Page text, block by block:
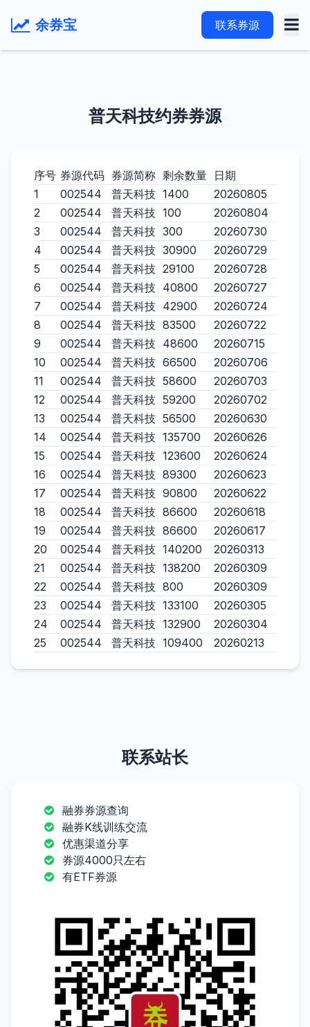
余券宝 联系券源
普天科技约券券源
序号 券源代码 券源简称 剩余数量 日期
1
002544 普天科技 1400
20260805
2
002544 普天科技 100
20260804
3
002544 普天科技 300
20260730
4
002544 普天科技 30900
20260729
5
002544 普天科技 29100
20260728
6
002544 普天科技 40800
20260727
7
002544 普天科技 42900
20260724
8
002544 普天科技 83500
20260722
9
002544 普天科技 48600
20260715
10
002544 普天科技 66500
20260706
11
002544 普天科技 58600
20260703
12
002544 普天科技 59200
20260702
13
002544 普天科技 56500
20260630
14
002544 普天科技 135700
20260626
15
002544 普天科技 123600
20260624
16
002544 普天科技 89300
20260623
17
002544 普天科技 90800
20260622
18
002544 普天科技 86600
20260618
19
002544 普天科技 86600
20260617
20
002544 普天科技 140200
20260313
21
002544 普天科技 138200
20260309
22
002544 普天科技 800
20260309
23
002544 普天科技 133100
20260305
24
002544 普天科技 132900
20260304
25
002544 普天科技 109400 20260213
联系站长
融券券源查询
融券K线训练交流
优惠渠道分享
券源4000只左右
有ETF券源